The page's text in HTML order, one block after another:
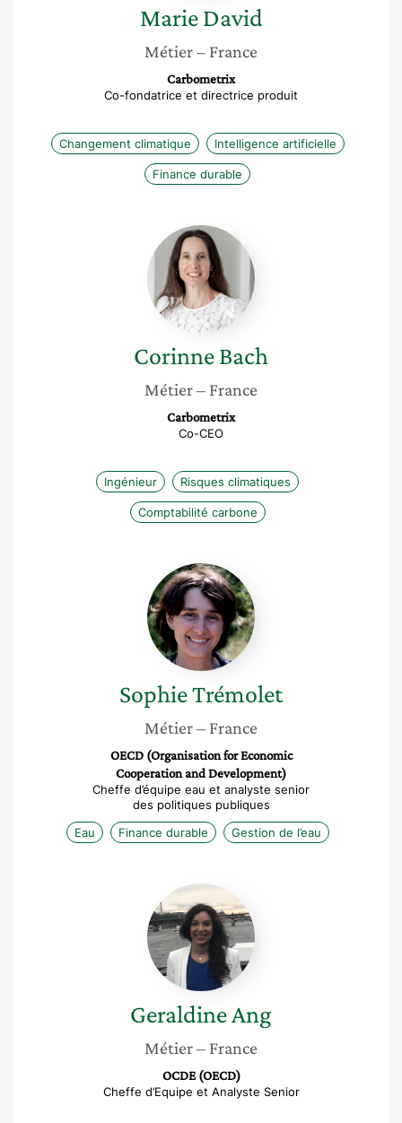
Marie David
Métier– France
Carbometrix
Co-fondatrice et directrice produit
Changement climatique Intelligence artificielle
Finance durable
Corinne
Bach
CorinneBach
Métier– France
Carbometrix
Co-CEO
Ingénieur Risques climatiques
Comptabilité carbone
Sophie
Trémolet
SophieTrémolet
Métier– France
OECD (Organisation for Economic
Cooperation and Development)
Cheffe d’équipe eau et analyste senior
des politiques publiques
Eau
Finance durable Gestion de l’eau
Geraldine
Ang
GeraldineAng
Métier– France
OCDE (OECD)
Cheffe d’Equipe et Analyste Senior